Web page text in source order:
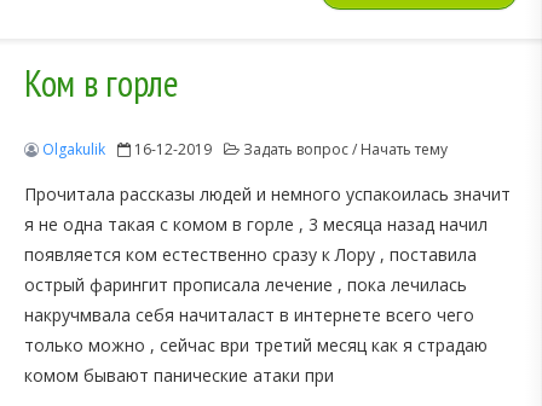
Ком в горле
Olgakulik 16-12-2019 Задать вопрос / Начать тему
Прочитала рассказы людей и немного успакоилась значит
я не одна такая с комом в горле , 3 месяца назад начил
появляется ком естественно сразу к Лору , поставила
острый фарингит прописала лечение , пока лечилась
накручмвала себя начиталаст в интернете всего чего
только можно , сейчас ври третий месяц как я страдаю
комом бывают панические атаки при